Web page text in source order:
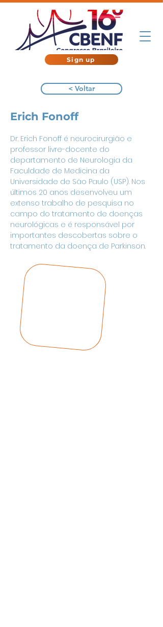
Sign up
< Voltar
Erich Fonoff
Dr. Erich Fonoff é neurocirurgião e
professor livre-docente do
departamento de Neurologia da
Faculdade de Medicina da
Universidade de São Paulo (USP). Nos
últimos 20 anos desenvolveu um
extenso trabalho de pesquisa no
campo do tratamento de doenças
neurológicas e é responsável por
importantes descobertas sobre o
tratamento da doença de Parkinson.